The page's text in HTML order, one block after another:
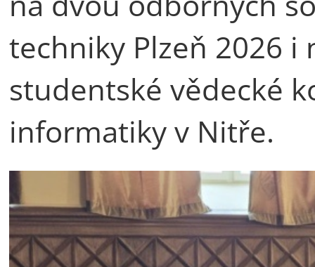
techniky Plzeň 2026 i
studentské vědecké
informatiky v Nitře.